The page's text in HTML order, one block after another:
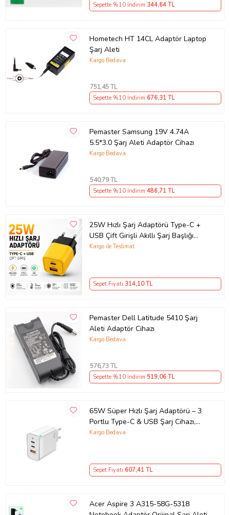
Sepette %10 İndirim 344,64 TL
Hometech HT 14CL Adaptör Laptop
Şarj Aleti
Kargo Bedava
751,45 TL
Sepette %10 İndirim 676,31 TL
Pemaster Samsung 19V 4.74A
5.5*3.0 Şarj Aleti Adaptör Cihazı
Kargo Bedava
540,79 TL
Sepette %10 İndirim 486,71 TL
25W Hızlı Şarj Adaptörü Type-C +
USB Çift Girişli Akıllı Şarj Başlığı
Kompakt Tasarım
Kargo ile Teslimat
Sepet Fiyatı 314,10 TL
Pemaster Dell Latitude 5410 Şarj
Aleti Adaptör Cihazı
Kargo Bedava
576,73 TL
Sepette %10 İndirim 519,06 TL
65W Süper Hızlı Şarj Adaptörü – 3
Portlu Type-C & USB Şarj Cihazı,
GaN Teknolojili 65W Hızlı Şarj Cihazı
Adaptörü – Type-C ve USB Çıkışlı,
Evrensel 65W Duvar Tipi Şarj
Kargo Bedava
Sepet Fiyatı 607,41 TL
Acer Aspire 3 A315-58G-5318